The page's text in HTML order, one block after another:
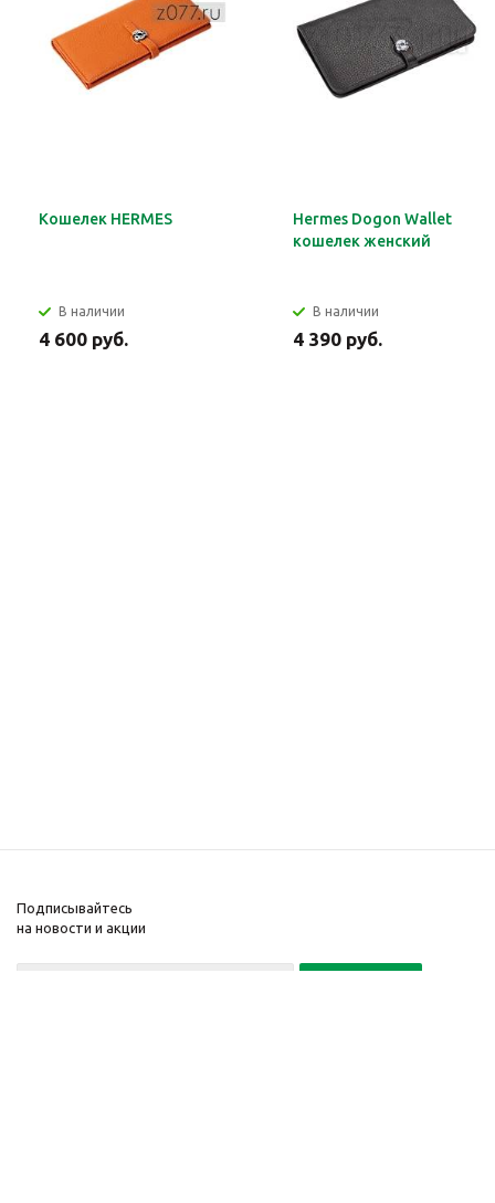
Кошелек HERMES
В наличии
4 600 руб.
Hermes Dogon Wallet
кошелек женский
В наличии
4 390 руб.
Подписывайтесь
на новости и акции